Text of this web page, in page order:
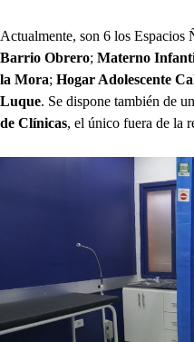
Actualmente, son 6 los Espacios
Barrio Obrero; Materno
la Mora; Hogar Adolescente
Luque. Se dispone también de
de Clínicas, el único fuera de la